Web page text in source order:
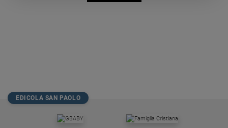
siamo
EDICOLA SAN PAOLO